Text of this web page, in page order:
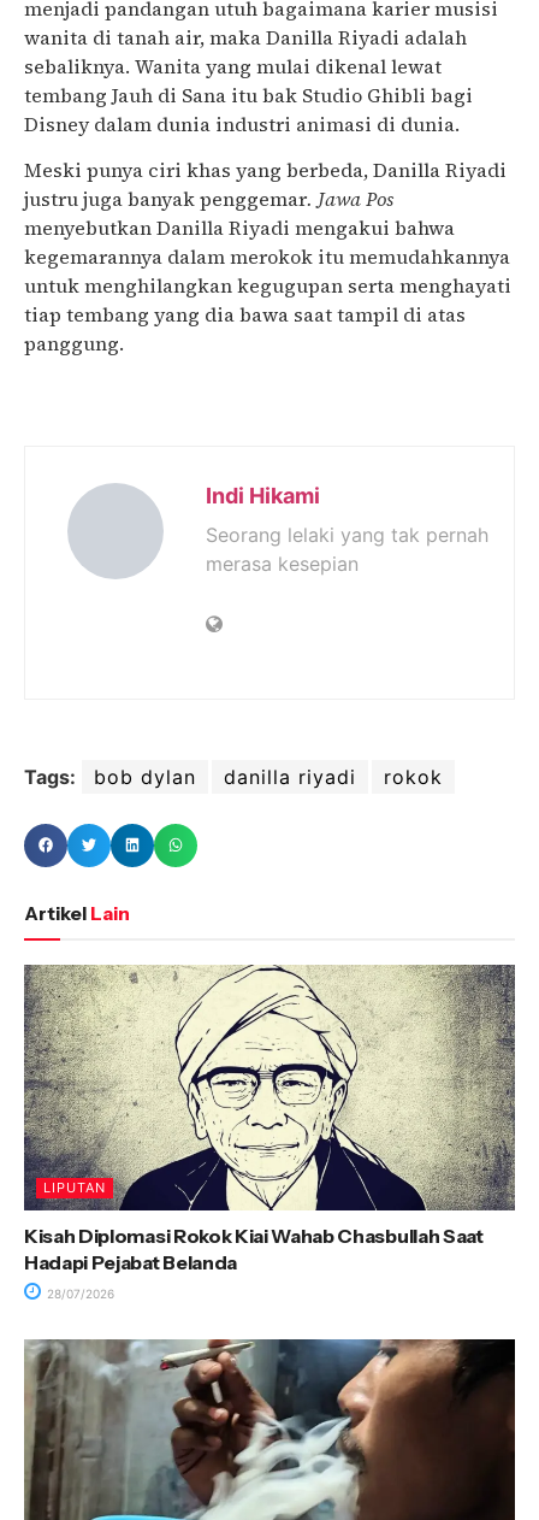
menjadi pandangan utuh bagaimana karier musisi
wanita di tanah air, maka Danilla Riyadi adalah
sebaliknya. Wanita yang mulai dikenal lewat
tembang Jauh di Sana itu bak Studio Ghibli bagi
Disney dalam dunia industri animasi di dunia.
Meski punya ciri khas yang berbeda, Danilla Riyadi
justru juga banyak penggemar. Jawa Pos
menyebutkan Danilla Riyadi mengakui bahwa
kegemarannya dalam merokok itu memudahkannya
untuk menghilangkan kegugupan serta menghayati
tiap tembang yang dia bawa saat tampil di atas
panggung.
Indi Hikami
Seorang lelaki yang tak pernah
merasa kesepian
Tags: bob dylan danilla riyadi rokok
Artikel Lain
LIPUTAN
Kisah Diplomasi Rokok Kiai Wahab Chasbullah Saat
Hadapi Pejabat Belanda
28/07/2026